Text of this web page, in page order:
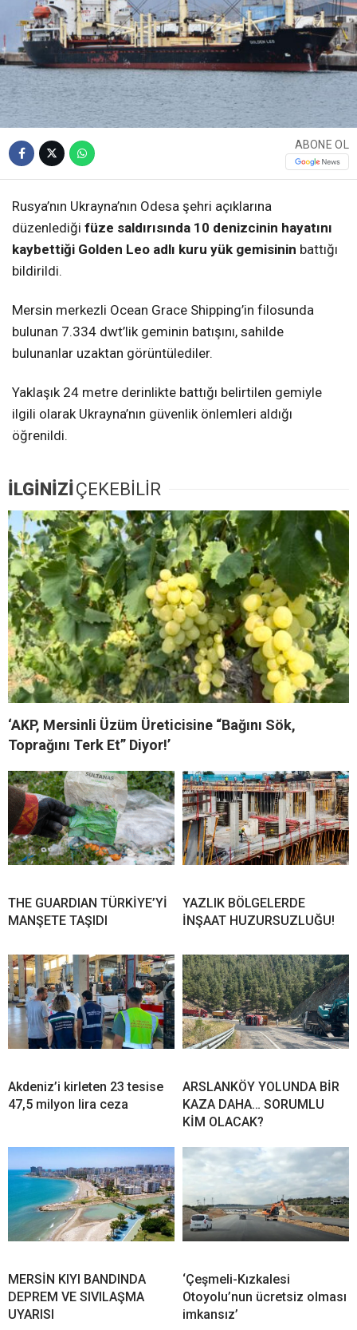
ABONE OL
Rusya’nın Ukrayna’nın Odesa şehri açıklarına
düzenlediği füze saldırısında 10 denizcinin hayatını
kaybettiği Golden Leo adlı kuru yük gemisinin battığı
bildirildi.
Mersin merkezli Ocean Grace Shipping’in filosunda
bulunan 7.334 dwt’lik geminin batışını, sahilde
bulunanlar uzaktan görüntülediler.
Yaklaşık 24 metre derinlikte battığı belirtilen gemiyle
ilgili olarak Ukrayna’nın güvenlik önlemleri aldığı
öğrenildi.
İLGİNİZİ ÇEKEBİLİR
‘AKP, Mersinli Üzüm Üreticisine “Bağını Sök,
Toprağını Terk Et” Diyor!’
THE GUARDIAN TÜRKİYE’Yİ
MANŞETE TAŞIDI
YAZLIK BÖLGELERDE
İNŞAAT HUZURSUZLUĞU!
Akdeniz’i kirleten 23 tesise
47,5 milyon lira ceza
ARSLANKÖY YOLUNDA BİR
KAZA DAHA… SORUMLU
KİM OLACAK?
MERSİN KIYI BANDINDA
DEPREM VE SIVILAŞMA
UYARISI
‘Çeşmeli-Kızkalesi
Otoyolu’nun ücretsiz olması
imkansız’